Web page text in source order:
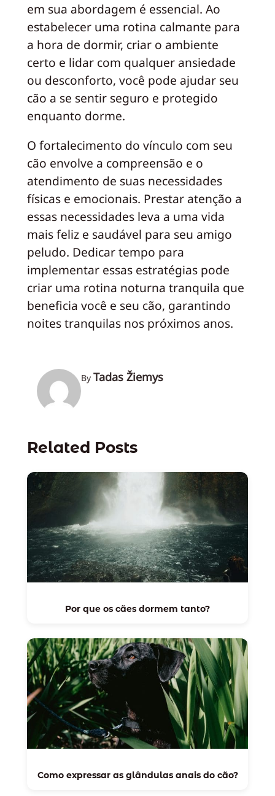
em sua abordagem é essencial. Ao
estabelecer uma rotina calmante para
a hora de dormir, criar o ambiente
certo e lidar com qualquer ansiedade
ou desconforto, você pode ajudar seu
cão a se sentir seguro e protegido
enquanto dorme.
O fortalecimento do vínculo com seu
cão envolve a compreensão e o
atendimento de suas necessidades
físicas e emocionais. Prestar atenção a
essas necessidades leva a uma vida
mais feliz e saudável para seu amigo
peludo. Dedicar tempo para
implementar essas estratégias pode
criar uma rotina noturna tranquila que
beneficia você e seu cão, garantindo
noites tranquilas nos próximos anos.
By Tadas Žiemys
Related Posts
Por que os cães dormem tanto?
Como expressar as glândulas anais do cão?